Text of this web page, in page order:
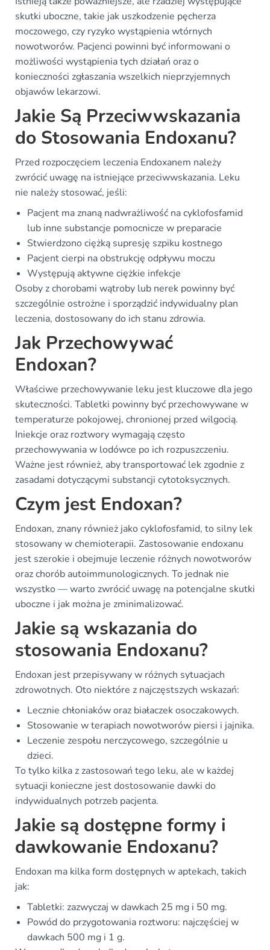
skutki uboczne, takie jak uszkodzenie pęcherza
moczowego, czy ryzyko wystąpienia wtórnych
nowotworów. Pacjenci powinni być informowani o
możliwości wystąpienia tych działań oraz o
konieczności zgłaszania wszelkich nieprzyjemnych
objawów lekarzowi.
Jakie Są Przeciwwskazania
do Stosowania Endoxanu?
Przed rozpoczęciem leczenia Endoxanem należy
zwrócić uwagę na istniejące przeciwwskazania. Leku
nie należy stosować, jeśli:
Pacjent ma znaną nadwrażliwość na cyklofosfamid
lub inne substancje pomocnicze w preparacie
Stwierdzono ciężką supresję szpiku kostnego
Pacjent cierpi na obstrukcję odpływu moczu
Występują aktywne ciężkie infekcje
Osoby z chorobami wątroby lub nerek powinny być
szczególnie ostrożne i sporządzić indywidualny plan
leczenia, dostosowany do ich stanu zdrowia.
Jak Przechowywać
Endoxan?
Właściwe przechowywanie leku jest kluczowe dla jego
skuteczności. Tabletki powinny być przechowywane w
temperaturze pokojowej, chronionej przed wilgocią.
Iniekcje oraz roztwory wymagają często
przechowywania w lodówce po ich rozpuszczeniu.
Ważne jest również, aby transportować lek zgodnie z
zasadami dotyczącymi substancji cytotoksycznych.
Czym jest Endoxan?
Endoxan, znany również jako cyklofosfamid, to silny lek
stosowany w chemioterapii. Zastosowanie endoxanu
jest szerokie i obejmuje leczenie różnych nowotworów
oraz chorób autoimmunologicznych. To jednak nie
wszystko — warto zwrócić uwagę na potencjalne skutki
uboczne i jak można je zminimalizować.
Jakie są wskazania do
stosowania Endoxanu?
Endoxan jest przepisywany w różnych sytuacjach
zdrowotnych. Oto niektóre z najczęstszych wskazań:
Lecznie chłoniaków oraz białaczek osoczakowych.
Stosowanie w terapiach nowotworów piersi i jajnika.
Leczenie zespołu nerczycowego, szczególnie u
dzieci.
To tylko kilka z zastosowań tego leku, ale w każdej
sytuacji konieczne jest dostosowanie dawki do
indywidualnych potrzeb pacjenta.
Jakie są dostępne formy i
dawkowanie Endoxanu?
Endoxan ma kilka form dostępnych w aptekach, takich
jak:
Tabletki: zazwyczaj w dawkach 25 mg i 50 mg.
Powód do przygotowania roztworu: najczęściej w
dawkach 500 mg i 1 g.